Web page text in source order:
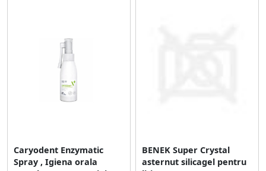
Caryodent Enzymatic
Spray , Igiena orala
BENEK Super Crystal
asternut silicagel pentru